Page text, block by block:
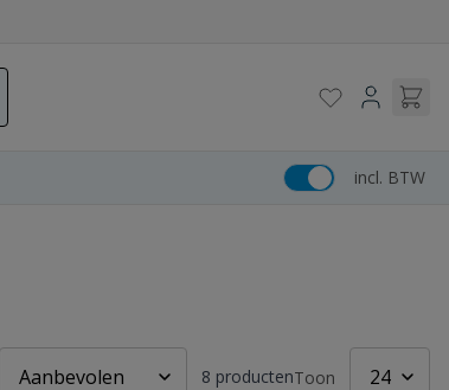
incl. BTW
8 productenToon